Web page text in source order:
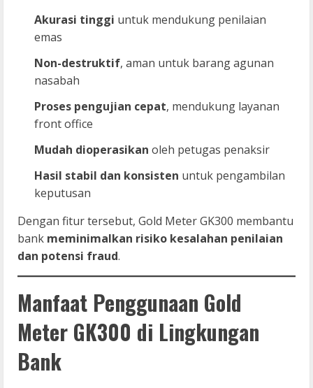
Akurasi tinggi untuk mendukung penilaian
emas
Non-destruktif, aman untuk barang agunan
nasabah
Proses pengujian cepat, mendukung layanan
front office
Mudah dioperasikan oleh petugas penaksir
Hasil stabil dan konsisten untuk pengambilan
keputusan
Dengan fitur tersebut, Gold Meter GK300 membantu
bank meminimalkan risiko kesalahan penilaian
dan potensi fraud.
Manfaat Penggunaan Gold
Meter GK300 di Lingkungan
Bank